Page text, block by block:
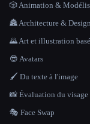
🎲 Animation &
🏯 Architecture &
🌄 Art et illustration
😎 Avatars
🖌️ Du texte à l'image
📸 Évaluation du visage
🎭 Face Swap